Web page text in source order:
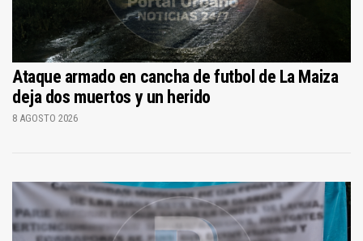
Ataque armado en cancha de futbol de La Maiza
deja dos muertos y un herido
8 AGOSTO 2026